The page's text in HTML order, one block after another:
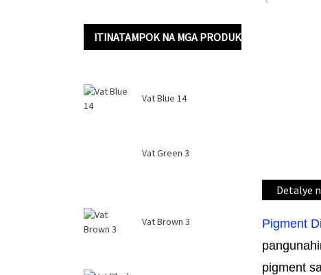
ITINATAMPOK NA MGA PRODUKTO
Vat Blue 14
Vat Green 3
Vat Brown 3
Detalye
Pigment
pigment